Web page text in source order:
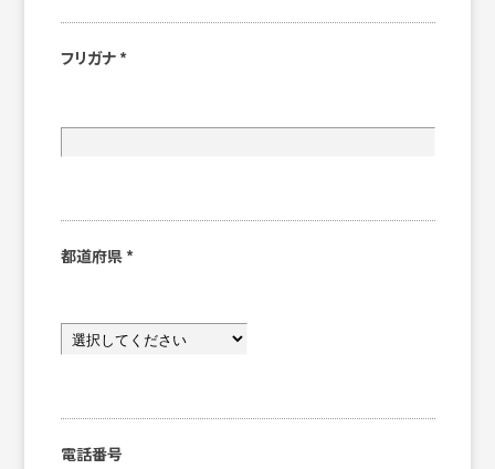
フリガナ *
都道府県 *
電話番号